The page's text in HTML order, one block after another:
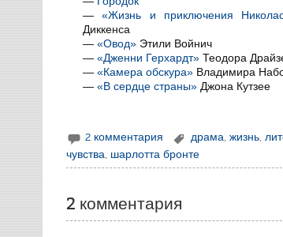
—«Жизнь и приключения
Диккенса
—«Овод» Этили Войнич
—«Дженни Герхардт» Теодора
—«Камера обскура» Владимира
—«В сердце страны» Джона Кутзее
2 комментария драма жизнь,
чувства шарлотта бронте
2 комментария